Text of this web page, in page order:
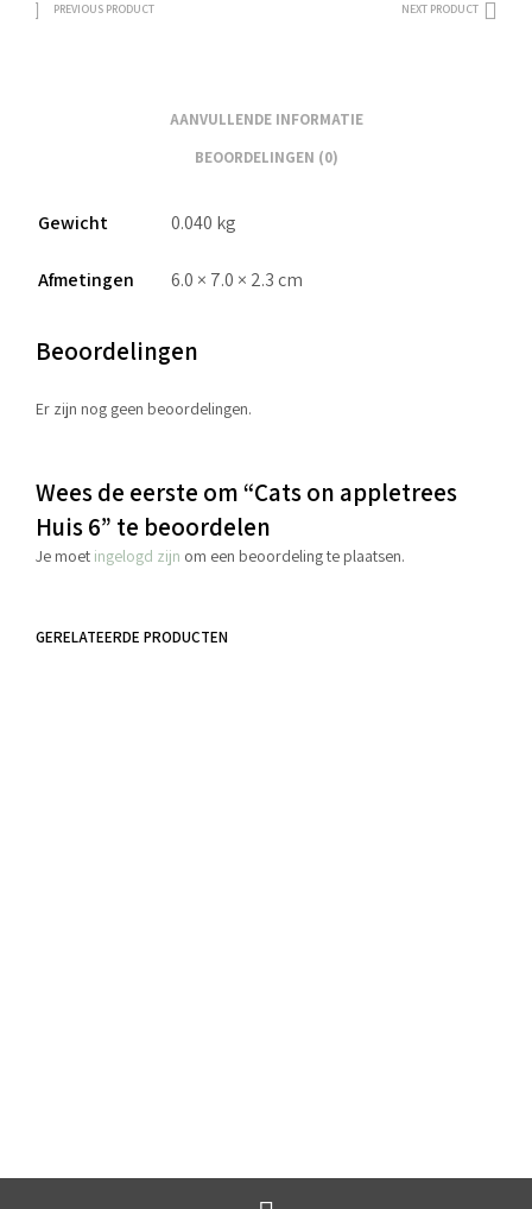
PREVIOUS PRODUCT NEXT PRODUCT
AANVULLENDE INFORMATIE
BEOORDELINGEN (0)
Gewicht 0.040 kg
Afmetingen 6.0 × 7.0 × 2.3 cm
Beoordelingen
Er zijn nog geen beoordelingen.
Wees de eerste om “Cats on appletrees
Huis 6” te beoordelen
Je moet ingelogd zijn om een beoordeling te plaatsen.
GERELATEERDE PRODUCTEN